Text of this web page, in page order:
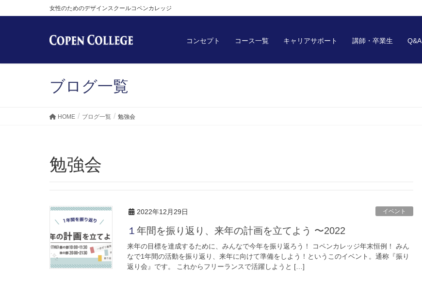
女性のためのデザインスクールコペンカレッジ
コンセプト コース一覧 キャリアサポート 講師・卒業生 Q&A
ブログ一覧
HOME ブログ一覧 勉強会
勉強会
2022年12月29日 イベント
１年間を振り返り、来年の計画を立てよう 〜2022
来年の目標を達成するために、みんなで今年を振り返ろう！ コペンカレッジ年末恒例！ みん
なで1年間の活動を振り返り、来年に向けて準備をしよう！というこのイベント。通称『振り
返り会』です。 これからフリーランスで活躍しようと […]